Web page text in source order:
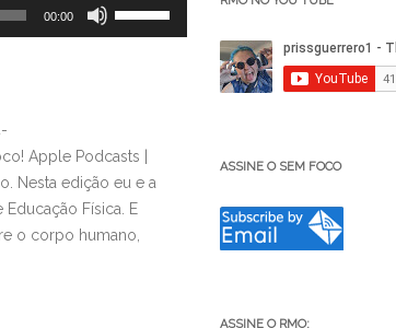
00:00
para
baixo
para
aumentar
Apple Podcasts |
Nesta edição eu e a
Física. E
o corpo humano,
ASSINE O SEM FOCO
ASSINE O RMO: